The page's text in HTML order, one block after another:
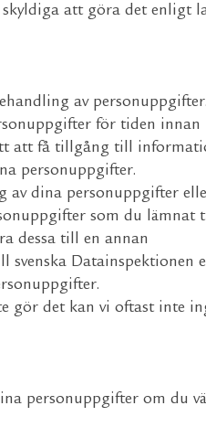
att göra det enligt
av personuppgifter.
för tiden innan
att få tillgång till
personuppgifter.
av dina personuppgifter
som du lämnat
dessa till en annan
Datainspektionen
gör det kan vi oftast inte
personuppgifter om du